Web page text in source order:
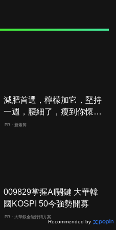
減肥首選，檸檬加它，堅持
一週，腰細了，瘦到你懷疑
人生
PR・新素簡
009829掌握AI關鍵 大華韓
國KOSPI 50今強勢開募
PR・大華銀全能行銷方案
Recommended by